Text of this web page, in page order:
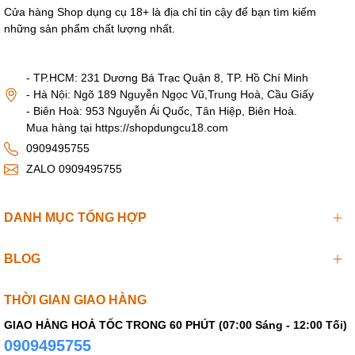
Cửa hàng Shop dụng cụ 18+ là địa chỉ tin cậy để bạn tìm kiếm
những sản phẩm chất lượng nhất.
- TP.HCM: 231 Dương Bá Trạc Quận 8, TP. Hồ Chí Minh
- Hà Nội: Ngõ 189 Nguyễn Ngọc Vũ,Trung Hoà, Cầu Giấy
- Biên Hoà: 953 Nguyễn Ái Quốc, Tân Hiệp, Biên Hoà.
Mua hàng tại https://shopdungcu18.com
0909495755
ZALO 0909495755
DANH MỤC TỔNG HỢP
BLOG
THỜI GIAN GIAO HÀNG
GIAO HÀNG HOẢ TỐC TRONG 60 PHÚT (07:00 Sáng - 12:00 Tối)
0909495755